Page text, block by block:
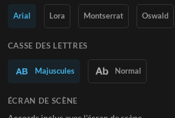
En savoir plus
Arial Lora Montserrat Oswald
CASSE DES LETTRES
Majuscules Normal
ÉCRAN DE SCÈNE